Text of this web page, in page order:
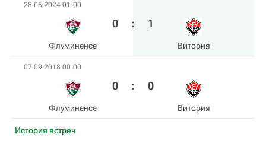
28.06.2024 01:00
Флуминенсе
0 : 1
Витория
07.09.2018 00:00
Флуминенсе
0 : 0
Витория
История встреч